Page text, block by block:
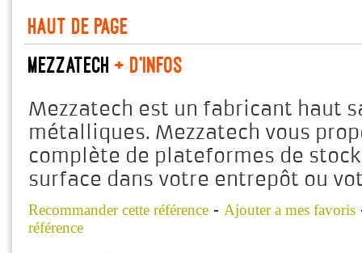
Haut de page
Mezzatech + d'infos
Mezzatech est un fabricant haut
métalliques. Mezzatech vous
complète de plateformes de
surface dans votre entrepôt ou
Recommander cette référence - Ajouter a mes favoris
référence